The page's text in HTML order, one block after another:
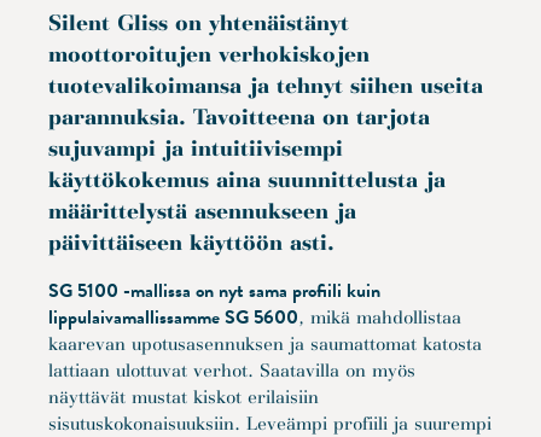
Silent Gliss on yhtenäistänyt
moottoroitujen verhokiskojen
tuotevalikoimansa ja tehnyt siihen useita
parannuksia. Tavoitteena on tarjota
sujuvampi ja intuitiivisempi
käyttökokemus aina suunnittelusta ja
määrittelystä asennukseen ja
päivittäiseen käyttöön asti.
SG 5100 -mallissa on nyt sama profiili kuin
lippulaivamallissamme SG 5600, mikä mahdollistaa
kaarevan upotusasennuksen ja saumattomat katosta
lattiaan ulottuvat verhot. Saatavilla on myös
näyttävät mustat kiskot erilaisiin
sisutuskokonaisuuksiin. Leveämpi profiili ja suurempi